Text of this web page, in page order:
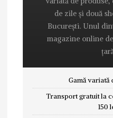
de zile și două
București. Unul
magazine online
Gamă variată
Transport gratuit la
150